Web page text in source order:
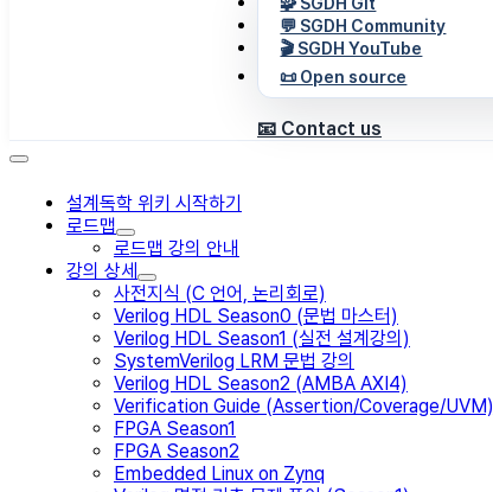
💬 SGDH Community
🎬 SGDH YouTube
📜 Open source
📧 Contact us
설계독학 위키 시작하기
로드맵
로드맵 강의 안내
강의 상세
사전지식 (C 언어, 논리회로)
Verilog HDL Season0 (문법 마스터)
Verilog HDL Season1 (실전 설계강의)
SystemVerilog LRM 문법 강의
Verilog HDL Season2 (AMBA AXI4)
Verification Guide (Assertion/Coverage/UVM)
FPGA Season1
FPGA Season2
Embedded Linux on Zynq